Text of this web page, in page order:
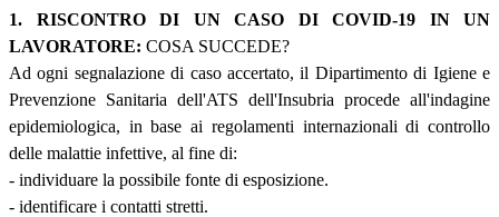
1. RISCONTRO DI UN CASO DI COVID-19 IN UN
LAVORATORE: COSA SUCCEDE?
Ad ogni segnalazione di caso accertato, il Dipartimento di Igiene e
Prevenzione Sanitaria dell'ATS dell'Insubria procede all'indagine
epidemiologica, in base ai regolamenti internazionali di controllo
delle malattie infettive, al fine di:
- individuare la possibile fonte di esposizione.
- identificare i contatti stretti.